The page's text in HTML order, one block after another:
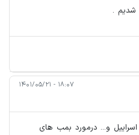
شدیم .
۱۸:۰۷ - ۱۴۰۱/۰۵/۲۱
و... درمورد بمب های